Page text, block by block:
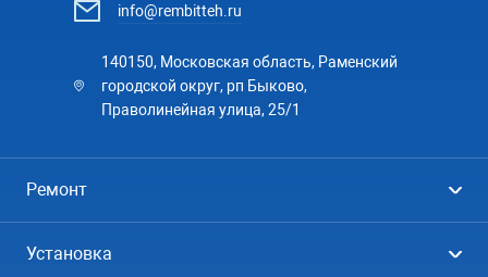
info@rembitteh.ru
140150, Московская область, Раменский
городской округ, рп Быково,
Праволинейная улица, 25/1
Ремонт
Установка